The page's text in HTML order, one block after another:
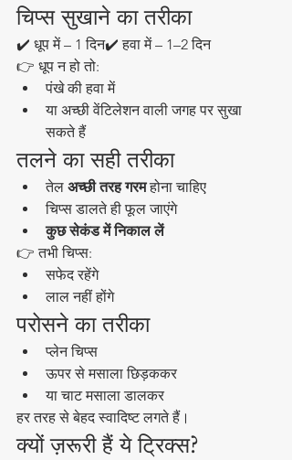
चिप्स सुखाने का तरीका
✔️ धूप में – 1 दिन✔️ हवा में – 1–2 दिन
👉 धूप न हो तो:
पंखे की हवा में
या अच्छी वेंटिलेशन वाली जगह पर सुखा
सकते हैं
तलने का सही तरीका
तेल अच्छी तरह गरम होना चाहिए
चिप्स डालते ही फूल जाएंगे
कुछ सेकंड में निकाल लें
👉 तभी चिप्स:
सफेद रहेंगे
लाल नहीं होंगे
परोसने का तरीका
प्लेन चिप्स
ऊपर से मसाला छिड़ककर
या चाट मसाला डालकर
हर तरह से बेहद स्वादिष्ट लगते हैं।
क्यों ज़रूरी हैं ये ट्रिक्स?